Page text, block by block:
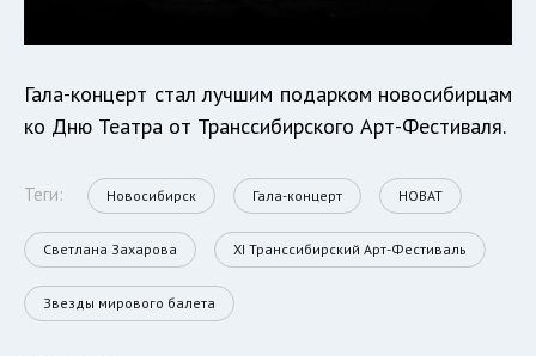
Гала-концерт стал лучшим подарком новосибирцам
ко Дню Театра от Транссибирского Арт-Фестиваля.
Теги: Новосибирск Гала-концерт НОВАТ
Светлана Захарова XI Транссибирский Арт-Фестиваль
Звезды мирового балета